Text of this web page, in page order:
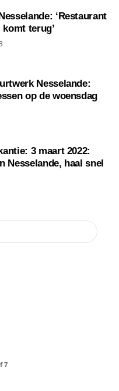
‘Restaurant
terug’
Nesselande:
op de woensdag
3 maart 2022:
Nesselande, haal snel
7